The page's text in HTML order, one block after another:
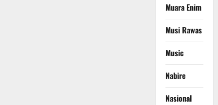
Muara Enim
Musi Rawas
Music
Nabire
Nasional